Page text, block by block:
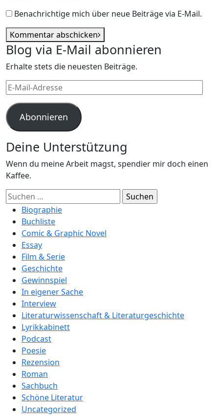
Benachrichtige mich über neue Beiträge via E-Mail.
Kommentar abschicken
Blog via E-Mail abonnieren
Erhalte stets die neuesten Beiträge.
E-
Mail-
Adresse
Abonnieren
Deine Unterstützung
Wenn du meine Arbeit magst, spendier mir doch einen
Kaffee.
Suchen
nach:Biographie
Buchliste
Comic & Graphic Novel
Essay
Film & Serie
Geschichte
Gewinnspiel
In eigener Sache
Interview
Literaturwissenschaft & Literaturgeschichte
Lyrikkabinett
Podcast
Poesie
Rezension
Roman
Sachbuch
Schöne Literatur
Uncategorized